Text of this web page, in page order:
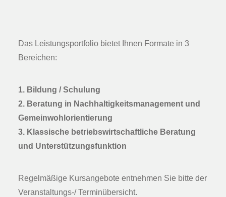
Das Leistungsportfolio bietet Ihnen Formate in 3
Bereichen:
1. Bildung / Schulung
2. Beratung in Nachhaltigkeitsmanagement und
Gemeinwohlorientierung
3. Klassische betriebswirtschaftliche Beratung
und Unterstützungsfunktion
Regelmäßige Kursangebote entnehmen Sie bitte der
Veranstaltungs-/ Terminübersicht.